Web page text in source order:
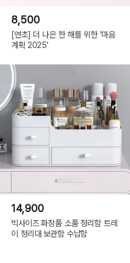
8,500
[연초] 더 나은 한 해를 위한 '마음
계획 2025'
14,900
빅사이즈 화장품 소품 정리함 트레
이 정리대 보관함 수납함